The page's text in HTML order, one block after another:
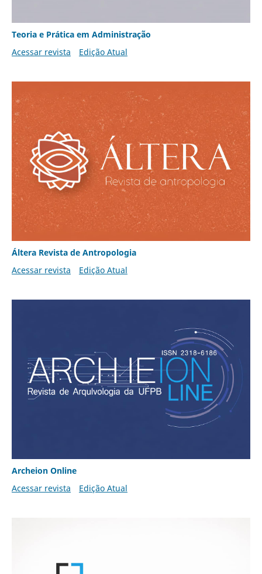
Teoria e Prática em Administração
Acessar revista
Edição Atual
Áltera Revista de Antropologia
Acessar revista
Edição Atual
Archeion Online
Acessar revista
Edição Atual